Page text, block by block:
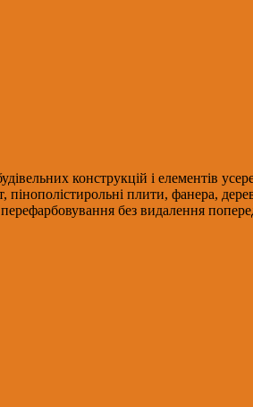
конструкцій і елементів
плити, фанера,
без видалення